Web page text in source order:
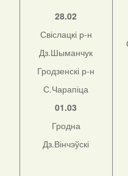
28.02
Свіслацкі р-н
Дз.Шыманчук
Гродзенскі р-н
С.Чарапіца
01.03
Гродна
Дз.Вінчэўскі